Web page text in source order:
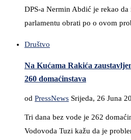
DPS-a Nermin Abdić je rekao da
parlamentu obrati po o ovom
Društvo
Na Kućama Rakića
260 domaćinstava
od PressNews Srijeda, 26 Juna
Tri dana bez vode je 262
Vodovoda Tuzi kažu da je